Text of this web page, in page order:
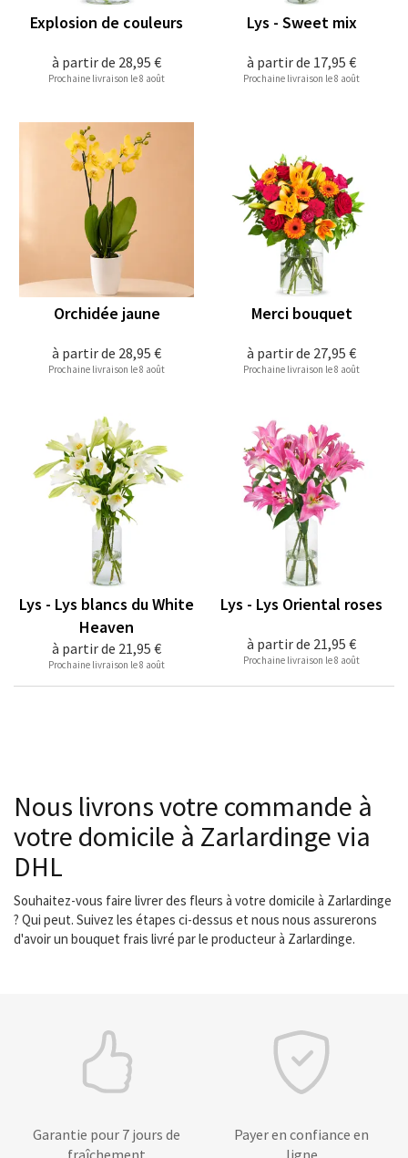
à partir de 28,95 €
Explosion de couleurs
Prochaine livraison le 8 août
à partir de 17,95 €
Lys - Sweet mix
Prochaine livraison le 8 août
à partir de 28,95 €
Orchidée jaune
Prochaine livraison le 8 août
à partir de 27,95 €
Merci bouquet
Prochaine livraison le 8 août
à partir de 21,95 €
Lys - Lys blancs du White
Heaven
Prochaine livraison le 8 août
à partir de 21,95 €
Lys - Lys Oriental roses
Prochaine livraison le 8 août
Nous livrons votre commande à
votre domicile à Zarlardinge via
DHL
Souhaitez-vous faire livrer des fleurs à votre domicile à Zarlardinge
? Qui peut. Suivez les étapes ci-dessus et nous nous assurerons
d'avoir un bouquet frais livré par le producteur à Zarlardinge.
Garantie pour 7 jours de
fraîchement
Payer en confiance en
ligne